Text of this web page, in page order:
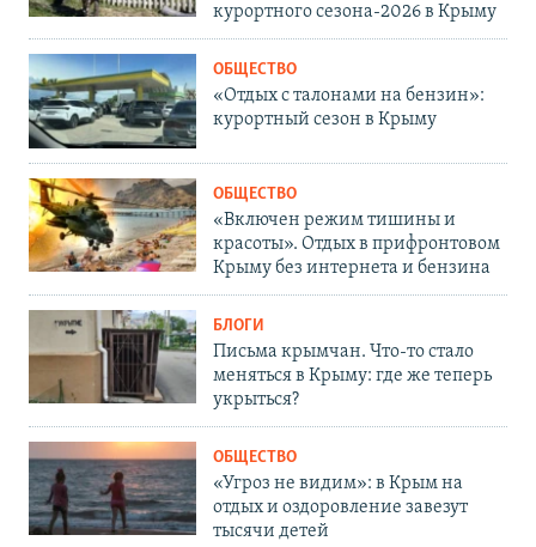
курортного сезона-2026 в Крыму
ОБЩЕСТВО
«Отдых с талонами на бензин»:
курортный сезон в Крыму
ОБЩЕСТВО
«Включен режим тишины и
красоты». Отдых в прифронтовом
Крыму без интернета и бензина
БЛОГИ
Письма крымчан. Что-то стало
меняться в Крыму: где же теперь
укрыться?
ОБЩЕСТВО
«Угроз не видим»: в Крым на
отдых и оздоровление завезут
тысячи детей